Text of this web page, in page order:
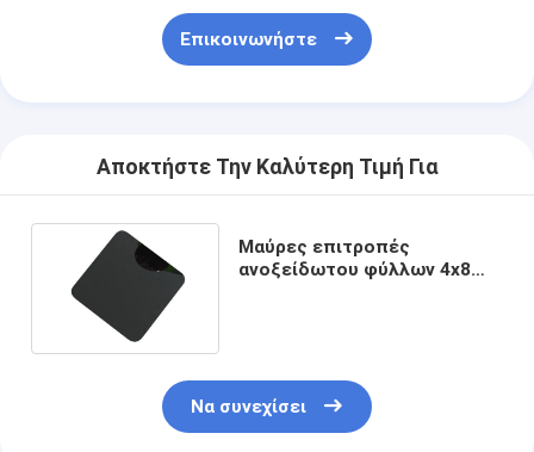
Επικοινωνήστε
Αποκτήστε Την Καλύτερη Τιμή Για
Μαύρες επιτροπές
ανοξείδωτου φύλλων 4x8
Να συνεχίσει